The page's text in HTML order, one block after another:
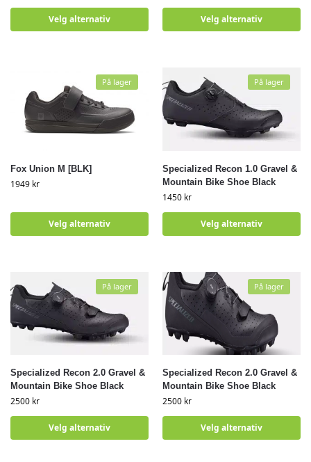
Velg alternativ Velg alternativ
Fox Union M [BLK]
1949 kr
Velg alternativ
På lager
Specialized Recon 1.0 Gravel &
Mountain Bike Shoe Black
1450 kr
Velg alternativ
På lager
Specialized Recon 2.0 Gravel &
Mountain Bike Shoe Black
2500 kr
Velg alternativ
På lager
Specialized Recon 2.0 Gravel &
Mountain Bike Shoe Black
2500 kr
Velg alternativ
På lager